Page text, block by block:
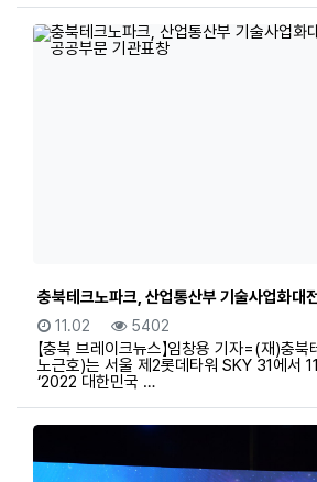
충북테크노파크, 산업통산부 기술사업화대
등록일
11.02 조회
5402
【충북 브레이크뉴스】임창용 기자=(재)충
노근호)는 서울 제2롯데타워 SKY 31에서
‘2022 대한민국 …